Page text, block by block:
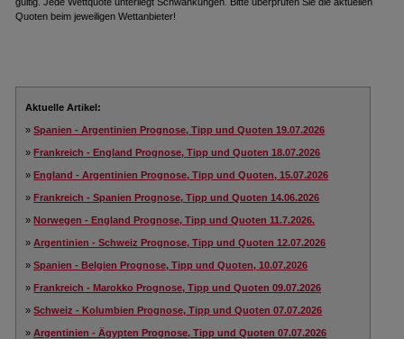
Quoten beim jeweiligen Wettanbieter!
Aktuelle Artikel:
»Spanien - Argentinien Prognose, Tipp und Quoten 19.07.2026
»Frankreich - England Prognose, Tipp und Quoten 18.07.2026
»England - Argentinien Prognose, Tipp und Quoten, 15.07.2026
»Frankreich - Spanien Prognose, Tipp und Quoten 14.06.2026
»Norwegen - England Prognose, Tipp und Quoten 11.7.2026.
»Argentinien - Schweiz Prognose, Tipp und Quoten 12.07.2026
»Spanien - Belgien Prognose, Tipp und Quoten, 10.07.2026
»Frankreich - Marokko Prognose, Tipp und Quoten 09.07.2026
»Schweiz - Kolumbien Prognose, Tipp und Quoten 07.07.2026
»Argentinien - Ägypten Prognose, Tipp und Quoten 07.07.2026